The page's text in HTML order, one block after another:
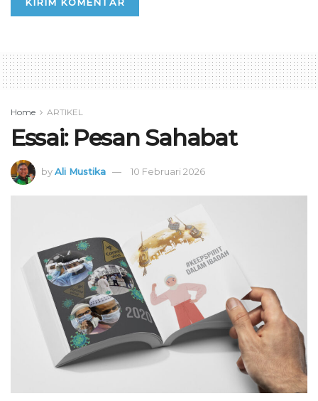
Home ARTIKEL
Essai: Pesan Sahabat
byAli Mustika 10 Februari 2026